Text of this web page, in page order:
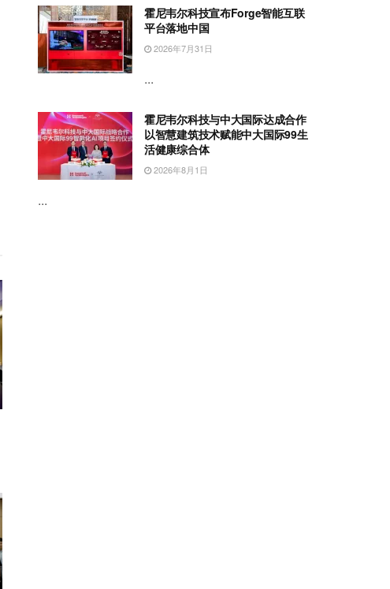
霍尼韦尔科技宣布Forge智能互联
平台落地中国
2026年7月31日
...
霍尼韦尔科技与中大国际达成合作
以智慧建筑技术赋能中大国际99生
活健康综合体
2026年8月1日
...